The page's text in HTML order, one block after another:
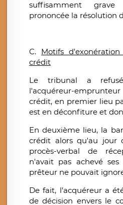
suffisamment
prononcée la résolution
C. Motifs d'e
crédit
Le tribunal a
l'acquéreur-
crédit, en premier lieu
est en déconfiture et
En deuxième lieu, la
crédit alors qu'au jour
procès-verbal de
n'avait pas achevé
prêteur ne pouvait
De fait, l'acquéreur a
de décision envers le